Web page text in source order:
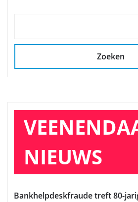
Zoeken
NIEUWS
Bankhelpdeskfraude treft 80-